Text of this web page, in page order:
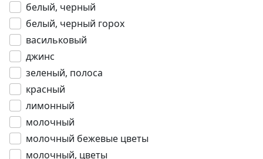
белый, черный
белый, черный горох
васильковый
джинс
зеленый, полоса
красный
лимонный
молочный
молочный бежевые цветы
молочный, цветы